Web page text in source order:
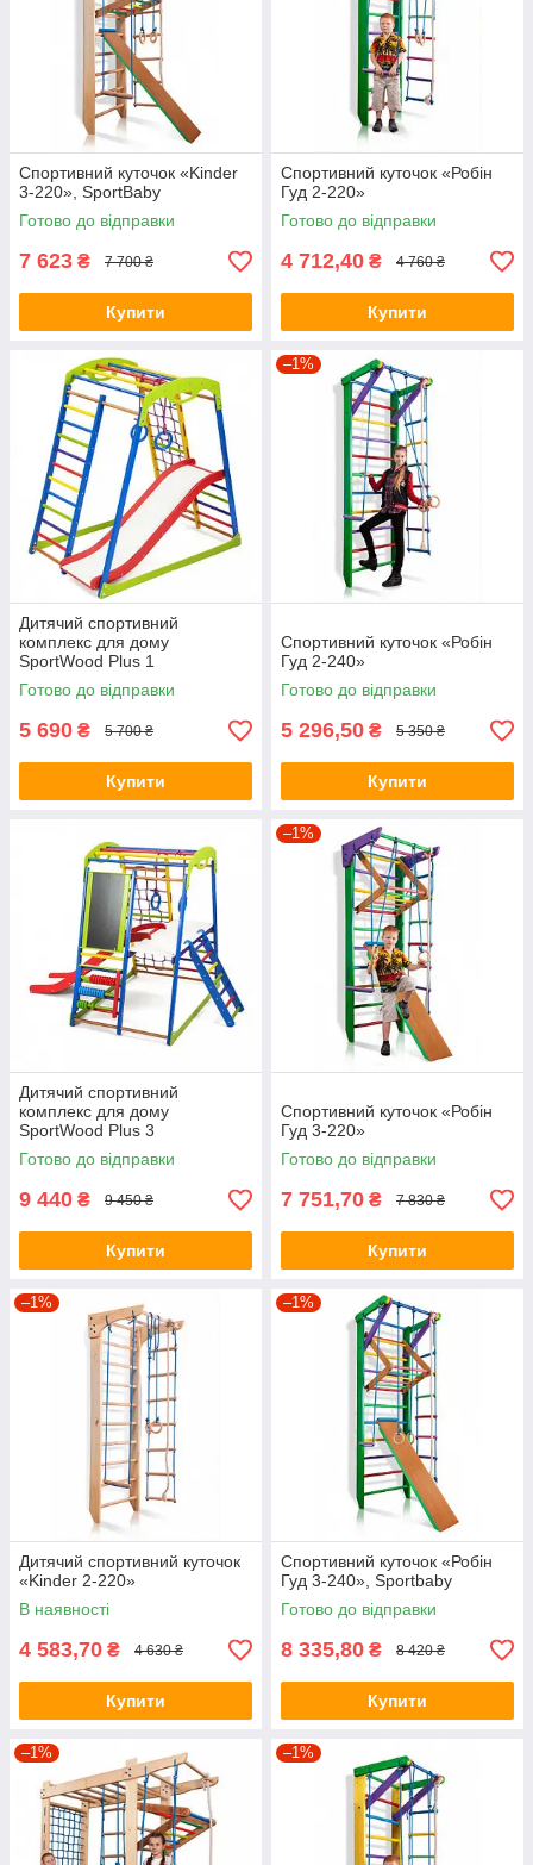
Спортивний куточок «Kinder
3-220», SportBaby
Готово до відправки
7 623 ₴ 7 700 ₴
Купити
Спортивний куточок «Робін
Гуд 2-220»
Готово до відправки
4 712,40 ₴ 4 760 ₴
Купити
Дитячий спортивний
комплекс для дому
SportWood Plus 1
Готово до відправки
5 690 ₴ 5 700 ₴
Купити
–1%
Спортивний куточок «Робін
Гуд 2-240»
Готово до відправки
5 296,50 ₴ 5 350 ₴
Купити
Дитячий спортивний
комплекс для дому
SportWood Plus 3
Готово до відправки
9 440 ₴ 9 450 ₴
Купити
–1%
Спортивний куточок «Робін
Гуд 3-220»
Готово до відправки
7 751,70 ₴ 7 830 ₴
Купити
–1%
Дитячий спортивний куточок
«Kinder 2-220»
В наявності
4 583,70 ₴ 4 630 ₴
Купити
–1%
Спортивний куточок «Робін
Гуд 3-240», Sportbaby
Готово до відправки
8 335,80 ₴ 8 420 ₴
Купити
–1% –1%